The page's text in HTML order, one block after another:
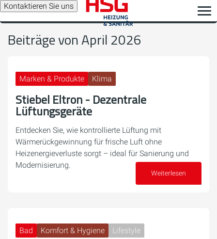
Kontaktieren Sie uns
Beiträge von April 2026
Marken & Produkte Klima
Stiebel Eltron - Dezentrale
Lüftungsgeräte
Entdecken Sie, wie kontrollierte Lüftung mit
Wärmerückgewinnung für frische Luft ohne
Heizenergieverluste sorgt – ideal für Sanierung und
Modernisierung.
Weiterlesen
Bad Komfort & Hygiene Lifestyle